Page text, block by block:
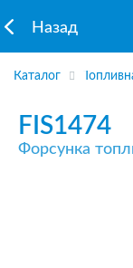
Назад
Каталог
FIS1474
Форсунка